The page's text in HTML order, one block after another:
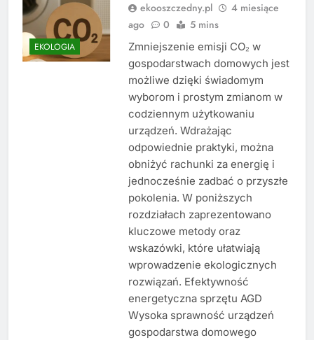
EKOLOGIA
ekooszczedny.pl
4 miesiące
ago
0 5 mins
Zmniejszenie emisji CO₂ w
gospodarstwach domowych jest
możliwe dzięki świadomym
wyborom i prostym zmianom w
codziennym użytkowaniu
urządzeń. Wdrażając
odpowiednie praktyki, można
obniżyć rachunki za energię i
jednocześnie zadbać o przyszłe
pokolenia. W poniższych
rozdziałach zaprezentowano
kluczowe metody oraz
wskazówki, które ułatwiają
wprowadzenie ekologicznych
rozwiązań. Efektywność
energetyczna sprzętu AGD
Wysoka sprawność urządzeń
gospodarstwa domowego